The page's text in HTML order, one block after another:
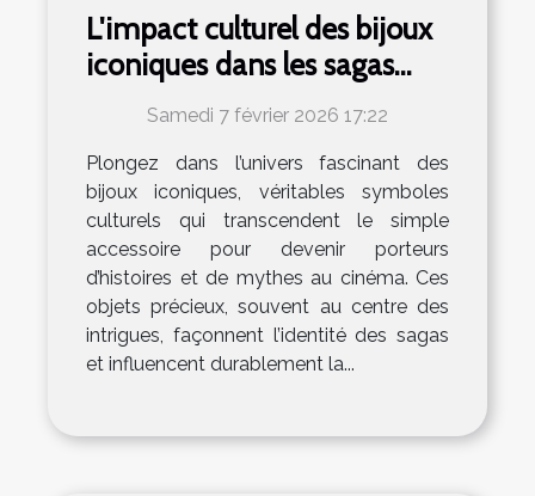
L'impact culturel des bijoux
iconiques dans les sagas
cinématographiques
Samedi 7 février 2026 17:22
Plongez dans l’univers fascinant des
bijoux iconiques, véritables symboles
culturels qui transcendent le simple
accessoire pour devenir porteurs
d’histoires et de mythes au cinéma. Ces
objets précieux, souvent au centre des
intrigues, façonnent l’identité des sagas
et influencent durablement la...